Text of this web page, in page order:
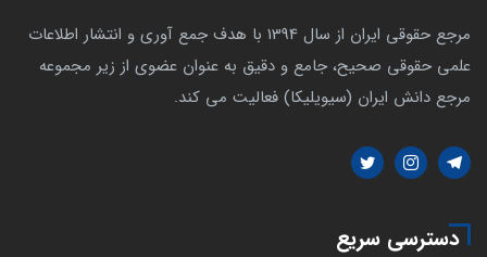
مرجع حقوقی ایران از سال 1394 با هدف جمع آوری و انتشار اطلاعات
علمی حقوقی صحیح، جامع و دقیق به عنوان عضوی از زیر مجموعه
مرجع دانش ایران (سیویلیکا) فعالیت می کند.
دسترسی سریع